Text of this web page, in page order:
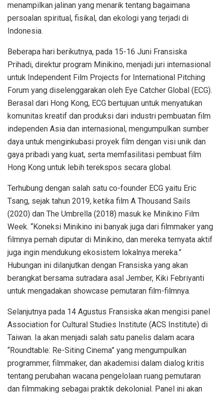
menampilkan jalinan yang menarik tentang bagaimana
persoalan spiritual, fisikal, dan ekologi yang terjadi di
Indonesia.
Beberapa hari berikutnya, pada 15-16 Juni Fransiska
Prihadi, direktur program Minikino, menjadi juri internasional
untuk Independent Film Projects for International Pitching
Forum yang diselenggarakan oleh Eye Catcher Global (ECG).
Berasal dari Hong Kong, ECG bertujuan untuk menyatukan
komunitas kreatif dan produksi dari industri pembuatan film
independen Asia dan internasional, mengumpulkan sumber
daya untuk menginkubasi proyek film dengan visi unik dan
gaya pribadi yang kuat, serta memfasilitasi pembuat film
Hong Kong untuk lebih terekspos secara global.
Terhubung dengan salah satu co-founder ECG yaitu Eric
Tsang, sejak tahun 2019, ketika film A Thousand Sails
(2020) dan The Umbrella (2018) masuk ke Minikino Film
Week. “Koneksi Minikino ini banyak juga dari filmmaker yang
filmnya pernah diputar di Minikino, dan mereka ternyata aktif
juga ingin mendukung ekosistem lokalnya mereka.”
Hubungan ini dilanjutkan dengan Fransiska yang akan
berangkat bersama sutradara asal Jember, Kiki Febriyanti
untuk mengadakan showcase pemutaran film-filmnya.
Selanjutnya pada 14 Agustus Fransiska akan mengisi panel
Association for Cultural Studies Institute (ACS Institute) di
Taiwan. Ia akan menjadi salah satu panelis dalam acara
“Roundtable: Re-Siting Cinema” yang mengumpulkan
programmer, filmmaker, dan akademisi dalam dialog kritis
tentang perubahan wacana pengelolaan ruang pemutaran
dan filmmaking sebagai praktik dekolonial. Panel ini akan